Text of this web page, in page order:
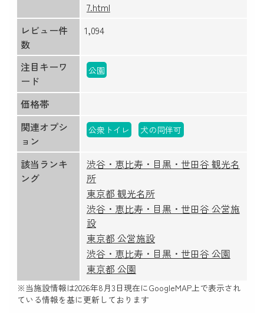
7.html
レビュー件
数
1,094
注目キーワ
ード
公園
価格帯
関連オプシ
ョン
公衆トイレ 犬の同伴可
該当ランキ
ング
渋谷・恵比寿・目黒・世田谷 観光名
所
東京都 観光名所
渋谷・恵比寿・目黒・世田谷 公営施
設
東京都 公営施設
渋谷・恵比寿・目黒・世田谷 公園
東京都 公園
※当施設情報は2026年8月3日現在にGoogleMAP上で表示され
ている情報を基に更新しております